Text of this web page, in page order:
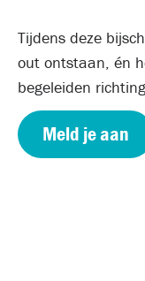
Tijdens deze
out ontstaan, én
begeleiden
Meld je aan